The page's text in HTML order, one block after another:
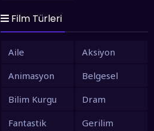
Film Türleri
Aile
Aksiyon
Animasyon
Belgesel
Bilim Kurgu
Dram
Fantastik
Gerilim